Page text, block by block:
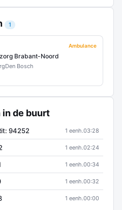
1
Ambulance
Brabant-Noord
Den Bosch
de buurt
94252 1 eenh.03:28
1 eenh.02:24
1 eenh.00:34
1 eenh.00:32
1 eenh.00:00